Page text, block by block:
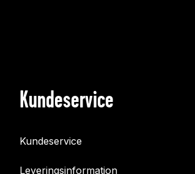
Kundeservice
Kundeservice
Leveringsinformation